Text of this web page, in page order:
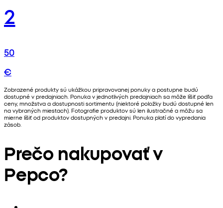
2
50
€
Zobrazené produkty sú ukážkou pripravovanej ponuky a postupne budú
dostupné v predajniach. Ponuka v jednotlivých predajniach sa môže líšiť podľa
ceny, množstva a dostupnosti sortimentu (niektoré položky budú dostupné len
na vybraných miestach). Fotografie produktov sú len ilustračné a môžu sa
mierne líšiť od produktov dostupných v predajni. Ponuka platí do vypredania
zásob.
Prečo nakupovať v
Pepco?